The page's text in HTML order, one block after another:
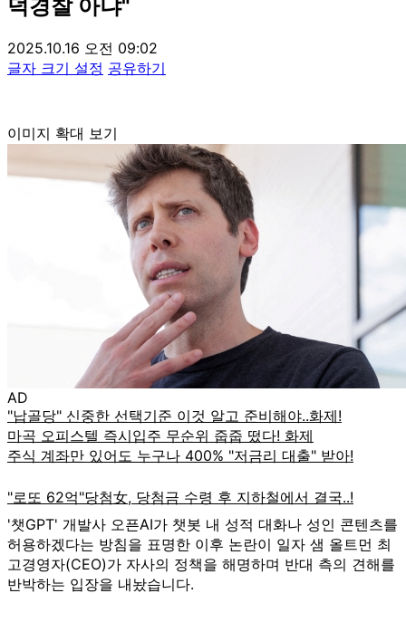
덕경찰 아냐"
2025.10.16 오전 09:02
글자 크기 설정 공유하기
이미지 확대 보기
AD
'챗GPT' 개발사 오픈AI가 챗봇 내 성적 대화나 성인 콘텐츠를
허용하겠다는 방침을 표명한 이후 논란이 일자 샘 올트먼 최
고경영자(CEO)가 자사의 정책을 해명하며 반대 측의 견해를
반박하는 입장을 내놨습니다.